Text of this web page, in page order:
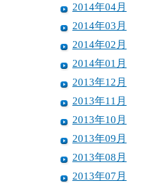
2014年04月
2014年03月
2014年02月
2014年01月
2013年12月
2013年11月
2013年10月
2013年09月
2013年08月
2013年07月